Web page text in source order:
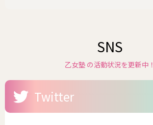
SNS
乙女塾 の活動状況を更新中！
Twitter